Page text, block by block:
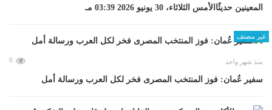
المعينين حديثًاالأمس الثلاثاء، 30 يونيو 2026 03:39 مـ
غير مصنف
منذ شهر واحد 0
سفير عُمان: فوز المنتخب المصرى فخر لكل العرب ورسالة أمل